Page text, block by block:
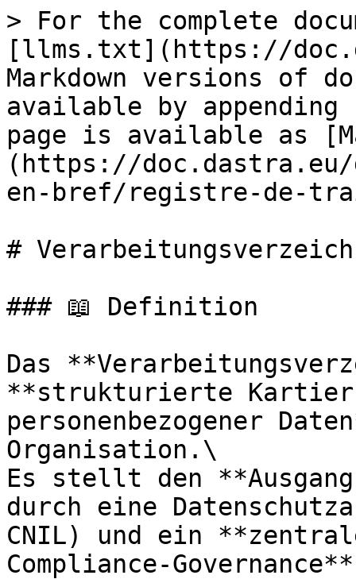
> For the complete
[llms.txt](https://
Markdown versions of
available by
page is available as
(https://
en-bref/registre-de-
#
### 📖 Definition
Das
**strukturierte
personenbezogener
Organisation.\
Es stellt den
durch eine
CNIL) und ein
Compliance-